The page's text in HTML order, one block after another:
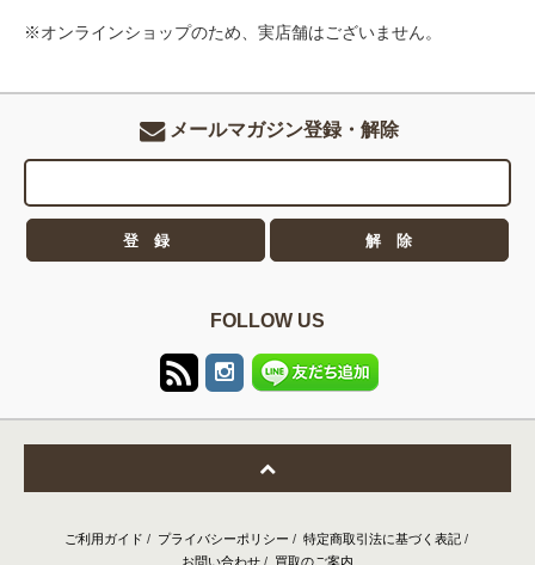
※オンラインショップのため、実店舗はございません。
メールマガジン登録・解除
FOLLOW US
ご利用ガイド / プライバシーポリシー / 特定商取引法に基づく表記/
お問い合わせ / 買取のご案内